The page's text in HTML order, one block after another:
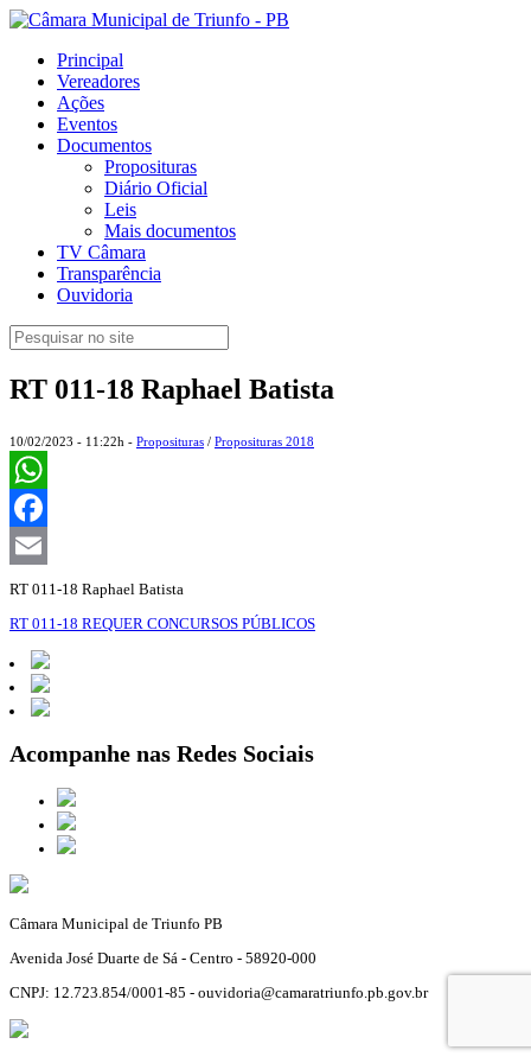
Principal
Vereadores
Ações
Eventos
Documentos
Proposituras
Diário Oficial
Leis
Mais documentos
TV Câmara
Transparência
Ouvidoria
RT 011-18 Raphael Batista
10/02/2023 - 11:22h - Proposituras / Proposituras 2018
WhatsApp
Facebook
Email
RT 011-18 Raphael Batista
RT 011-18 REQUER CONCURSOS PÚBLICOS
Acompanhe nas Redes Sociais
Câmara Municipal de Triunfo PB
Avenida José Duarte de Sá - Centro - 58920-000
CNPJ: 12.723.854/0001-85 - ouvidoria@camaratriunfo.pb.gov.br